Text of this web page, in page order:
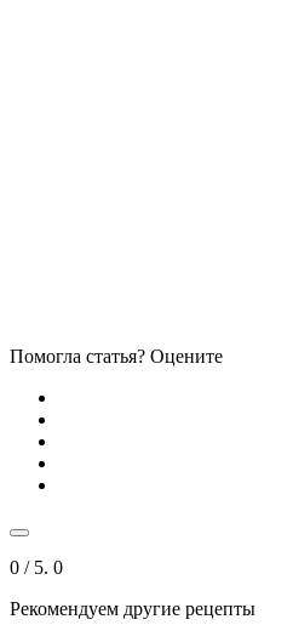
Помогла статья? Оцените
0 / 5. 0
Рекомендуем другие рецепты